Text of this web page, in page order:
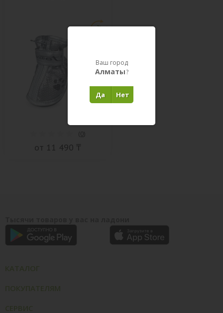
(0)
от 11 490 ₸
Ваш город
Алматы?
Нет
Да